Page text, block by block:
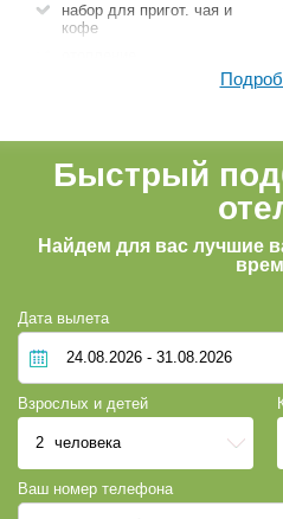
набор для пригот. чая и
кофе
ТВ
утюг
халаты
Быстрый
Найдем для вас лучшие
Дата вылета
Взрослых и детей
2 человека
Ваш номер телефона